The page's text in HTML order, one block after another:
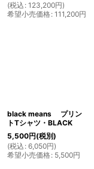
(税込 : 123,200円)
希望小売価格: 111,200円
black means プリン
トTシャツ・BLACK
5,500円(税別)
(税込 : 6,050円)
希望小売価格: 5,500円